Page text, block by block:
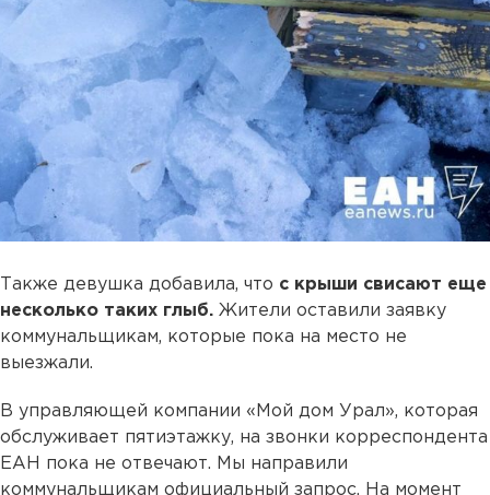
Также девушка добавила, что с крыши свисают еще
несколько таких глыб. Жители оставили заявку
коммунальщикам, которые пока на место не
выезжали.
В управляющей компании «Мой дом Урал», которая
обслуживает пятиэтажку, на звонки корреспондента
ЕАН пока не отвечают. Мы направили
коммунальщикам официальный запрос. На момент